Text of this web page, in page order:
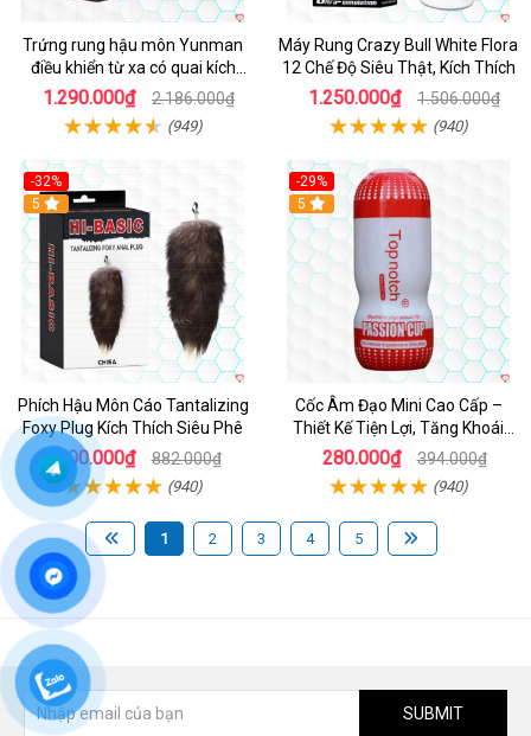
Trứng rung hậu môn Yunman
điều khiển từ xa có quai kích
thích
1.290.000₫ 2.186.000₫
(949)
Máy Rung Crazy Bull White Flora
12 Chế Độ Siêu Thật, Kích Thích
1.250.000₫ 1.506.000₫
(940)
-32%
Hot
5
Phích Hậu Môn Cáo Tantalizing
Foxy Plug Kích Thích Siêu Phê
600.000₫ 882.000₫
(940)
-29%
5
Cốc Âm Đạo Mini Cao Cấp –
Thiết Kế Tiện Lợi, Tăng Khoái
Cảm
280.000₫ 394.000₫
(940)
1 2 3 4 5
SUBMIT